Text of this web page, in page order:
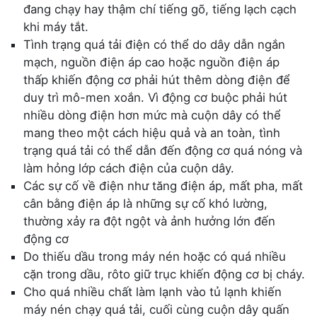
đang chạy hay thậm chí tiếng gõ, tiếng lạch cạch
khi máy tắt.
Tình trạng quá tải điện có thể do dây dẫn ngắn
mạch, nguồn điện áp cao hoặc nguồn điện áp
thấp khiến động cơ phải hút thêm dòng điện để
duy trì mô-men xoắn. Vì động cơ buộc phải hút
nhiều dòng điện hơn mức mà cuộn dây có thể
mang theo một cách hiệu quả và an toàn, tình
trạng quá tải có thể dẫn đến động cơ quá nóng và
làm hỏng lớp cách điện của cuộn dây.
Các sự cố về điện như tăng điện áp, mất pha, mất
cân bằng điện áp là những sự cố khó lường,
thường xảy ra đột ngột và ảnh hưởng lớn đến
động cơ
Do thiếu dầu trong máy nén hoặc có quá nhiều
cặn trong dầu, rôto giữ trục khiến động cơ bị cháy.
Cho quá nhiều chất làm lạnh vào tủ lạnh khiến
máy nén chạy quá tải, cuối cùng cuộn dây quấn